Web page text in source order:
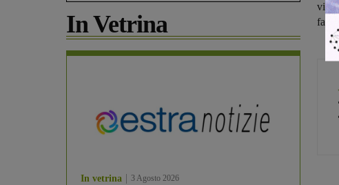
In Vetrina
In vetrina 3 Agosto 2026
via
fare